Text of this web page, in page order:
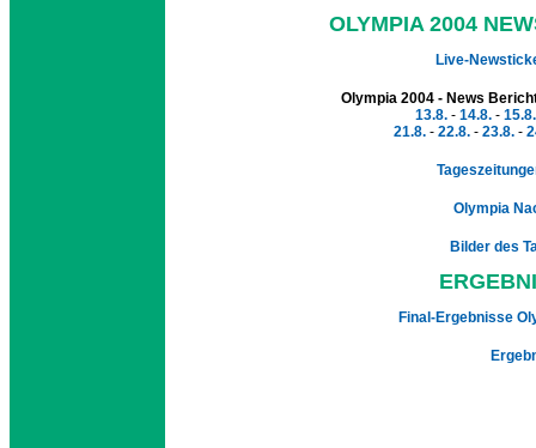
OLYMPIA 2004
Live-
Olympia 2004 - News
13.8. - 14.8. - 15.8.
21.8.- 22.8.- 23.8.-
Olympia
Bilder des
Final-Ergebnisse